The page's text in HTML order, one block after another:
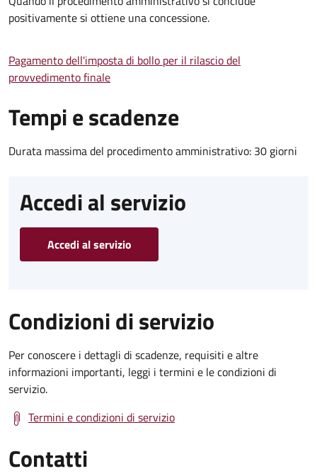
positivamente si ottiene una concessione.
Pagamento dell'imposta di bollo per il rilascio del
provvedimento finale
Tempi e scadenze
Durata massima del procedimento amministrativo: 30 giorni
Accedi al servizio
Accedi al servizio
Condizioni di servizio
Per conoscere i dettagli di scadenze, requisiti e altre
informazioni importanti, leggi i termini e le condizioni di
servizio.
Termini e condizioni di servizio
Contatti